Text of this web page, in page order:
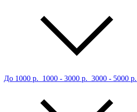
До 1000 р. 1000 - 3000 р. 3000 - 5000 р.